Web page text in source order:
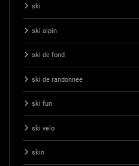
ski
ski alpin
ski de fond
ski de randonnee
ski fun
ski velo
skin